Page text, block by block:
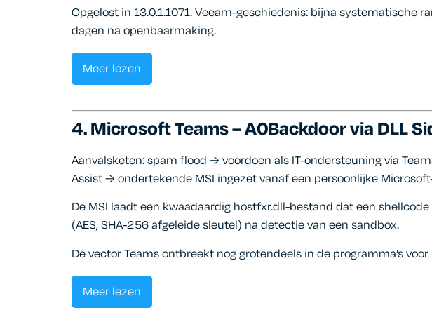
Opgelost in 13.0.1.1071. Veeam-geschiedenis: bijna systematische
dagen na openbaarmaking.
Meer lezen
4. Microsoft Teams – A0Backdoor via DLL
Aanvalsketen: spam flood → voordoen als IT-ondersteuning via
Assist → ondertekende MSI ingezet vanaf een persoonlijke
De MSI laadt een kwaadaardig hostfxr.dll-bestand dat een
(AES, SHA-256 afgeleide sleutel) na detectie van een sandbox.
De vector Teams ontbreekt nog grotendeels in de programma’s
Meer lezen